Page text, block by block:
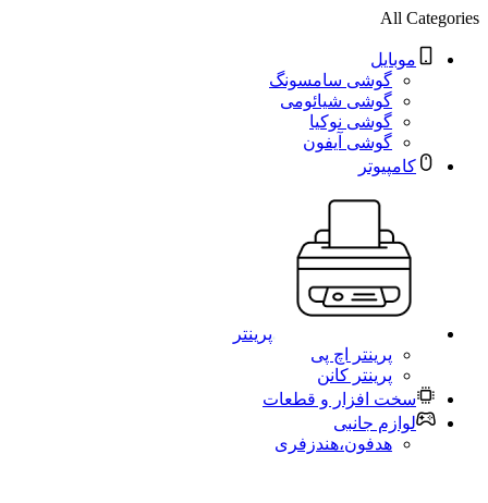
All Categories
موبایل
گوشی سامسونگ
گوشی شیائومی
گوشی نوکیا
گوشی آیفون
کامپیوتر
پرینتر
پرینتر اچ پی
پرینتر کانن
سخت افزار و قطعات
لوازم جانبی
هدفون،هندزفری